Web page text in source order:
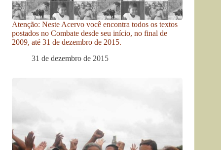
Atenção: Neste Acervo você encontra todos os textos
postados no Combate desde seu início, no final de
2009, até 31 de dezembro de 2015.
31 de dezembro de 2015